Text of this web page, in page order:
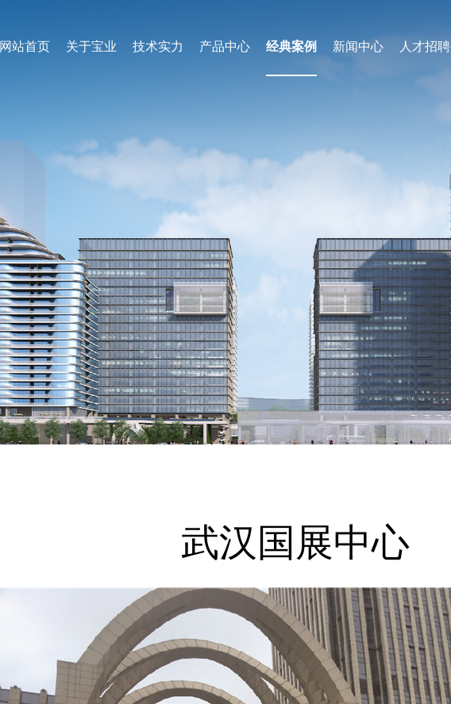
网站首页 关于宝业 技术实力 产品中心 经典案例 新闻中心 人才招聘
武汉国展中心